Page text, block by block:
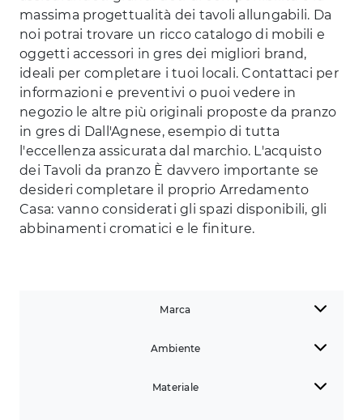
massima progettualità dei tavoli allungabili. Da
noi potrai trovare un ricco catalogo di mobili e
oggetti accessori in gres dei migliori brand,
ideali per completare i tuoi locali. Contattaci per
informazioni e preventivi o puoi vedere in
negozio le altre più originali proposte da pranzo
in gres di Dall'Agnese, esempio di tutta
l'eccellenza assicurata dal marchio. L'acquisto
dei Tavoli da pranzo È davvero importante se
desideri completare il proprio Arredamento
Casa: vanno considerati gli spazi disponibili, gli
abbinamenti cromatici e le finiture.
Marca
Ambiente
Materiale